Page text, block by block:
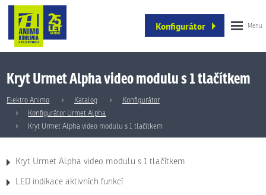
Konfigurátor
Kryt Urmet Alpha video modulu s 1 tlačítkem
Elektro Animo Katalog
Konfigurátor
Konfigurátor Urmet Alpha
Kryt Urmet Alpha video modulu s 1 tlačítkem
Kryt Urmet Alpha video modulu s 1 tlačítkem
LED indikace aktivních funkcí